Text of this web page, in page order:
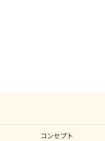
コンセプト